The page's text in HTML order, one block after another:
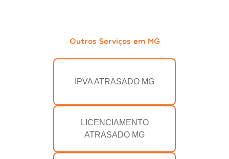
Outros Serviços em MG
IPVA ATRASADO MG
LICENCIAMENTO
ATRASADO MG